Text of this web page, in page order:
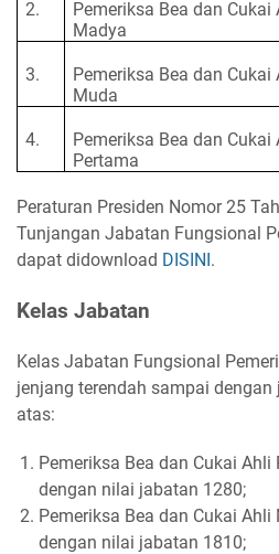
2.
Pemeriksa Bea dan Cukai
Madya
3.
Pemeriksa Bea dan Cukai
Muda
4.
Pemeriksa Bea dan Cukai
Pertama
Peraturan Presiden Nomor 25
Tunjangan Jabatan Fungsional
dapat didownload DISINI.
Kelas Jabatan
Kelas Jabatan Fungsional
jenjang terendah sampai
atas:
Pemeriksa Bea dan Cukai
dengan nilai jabatan 1280;
Pemeriksa Bea dan Cukai
dengan nilai jabatan 1810;